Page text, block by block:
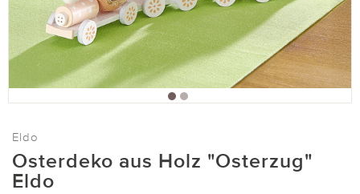
Eldo
Osterdeko aus Holz "Osterzug"
Eldo